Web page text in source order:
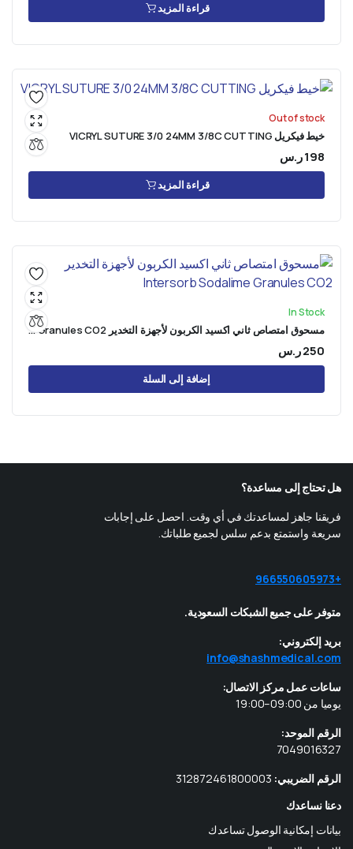
قراءة المزيد
Out of stock
خيط فيكريل VICRYL SUTURE 3/0 24MM 3/8C CUTTING
198ر.س
قراءة المزيد
In Stock
مسحوق امتصاص ثاني اكسيد الكربون لأجهزة التخدير Intersorb Sodalime Granules CO2
250ر.س
إضافة إلى السلة
هل تحتاج إلى مساعدة؟
فريقنا جاهز لمساعدتك في أي وقت. احصل على إجابات
سريعة واستمتع بدعم سلس لجميع طلباتك.
+966550605973
متوفر على جميع الشبكات السعودية.
بريد إلكتروني:
info@shashmedical.com
ساعات عمل مركز الاتصال:
يوميا من 09:00–19:00
الرقم الموحد:
7049016327
الرقم الضريبي:
دعنا نساعدك
بيانات إمكانية الوصول تساعدك